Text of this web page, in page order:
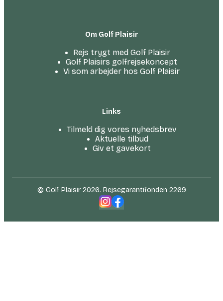
Om Golf Plaisir
Rejs trygt med Golf Plaisir
Golf Plaisirs golfrejsekoncept
Vi som arbejder hos Golf Plaisir
Links
Tilmeld dig vores nyhedsbrev
Aktuelle tilbud
Giv et gavekort
© Golf Plaisir 2026. Rejsegarantifonden 2269